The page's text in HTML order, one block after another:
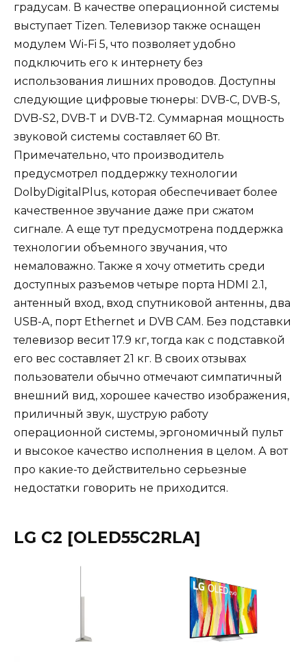
градусам. В качестве операционной системы
выступает Tizen. Телевизор также оснащен
модулем Wi-Fi 5, что позволяет удобно
подключить его к интернету без
использования лишних проводов. Доступны
следующие цифровые тюнеры: DVB-C, DVB-S,
DVB-S2, DVB-T и DVB-T2. Суммарная мощность
звуковой системы составляет 60 Вт.
Примечательно, что производитель
предусмотрел поддержку технологии
DolbyDigitalPlus, которая обеспечивает более
качественное звучание даже при сжатом
сигнале. А еще тут предусмотрена поддержка
технологии объемного звучания, что
немаловажно. Также я хочу отметить среди
доступных разъемов четыре порта HDMI 2.1,
антенный вход, вход спутниковой антенны, два
USB-A, порт Ethernet и DVB CAM. Без подставки
телевизор весит 17.9 кг, тогда как с подставкой
его вес составляет 21 кг. В своих отзывах
пользователи обычно отмечают симпатичный
внешний вид, хорошее качество изображения,
приличный звук, шуструю работу
операционной системы, эргономичный пульт
и высокое качество исполнения в целом. А вот
про какие-то действительно серьезные
недостатки говорить не приходится.
LG C2 [OLED55C2RLA]